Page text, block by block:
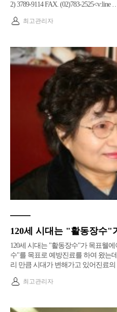
2) 3789-9114 FAX. (02)783-2525<v:line …
최고관리자
120세 시대는 "활동장수"
​​120세 시대는 "활동장수"가 목표​​웰
수"를 목표로 예방진료를 하여 왔는
리 만큼 시대가 변해가고 있어진료
최고관리자